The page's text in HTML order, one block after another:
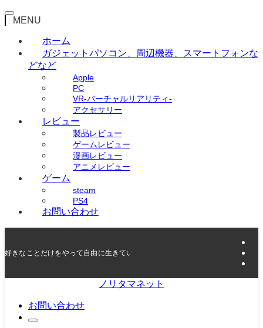
MENU
ホーム
ガジェット パソコン、周辺機器、スマートフォンな
どなど
Apple
PC
VR-バーチャルリアリティ-
アクセサリー
レビュー
製品レビュー
ゲームレビュー
漫画レビュー
アニメレビュー
ゲーム
steam
PS4
お問い合わせ
好きなことだけをやって自由に生きていく
ノリタマネット
お問い合わせ